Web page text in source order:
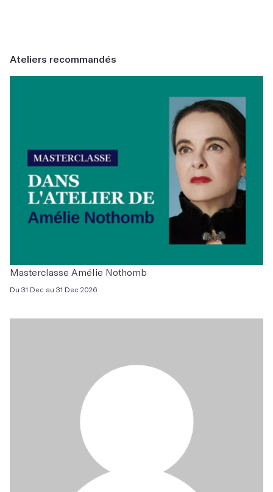
Ateliers recommandés
Masterclasse Amélie Nothomb
Du 31 Dec au 31 Dec 2026